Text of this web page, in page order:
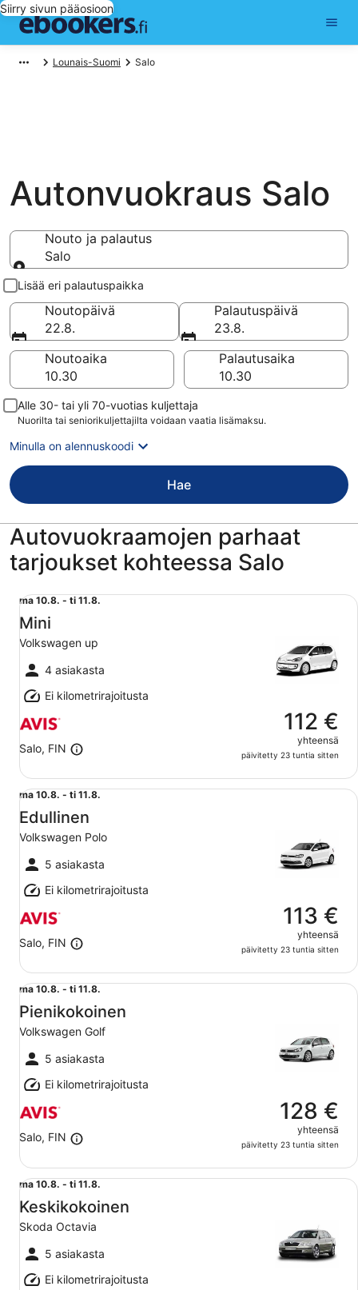
Siirry sivun pääosioon
Lounais-Suomi Salo
Autonvuokraus Salo
Nouto ja palautus
Salo
Nouto ja palautus
Lisää eri palautuspaikka
Noutopäivä
22.8.
Palautuspäivä
23.8.
Noutoaika
Palautusaika
Alle 30- tai yli 70-vuotias kuljettaja
Nuorilta tai seniorikuljettajilta voidaan vaatia lisämaksu.
Minulla on alennuskoodi
Hae
Autovuokraamojen parhaat
tarjoukset kohteessa Salo
ma
10.8.
viiva
ti
11.8.
ma 10.8. - ti 11.8.
Mini
Volkswagen up
4 asiakasta
Ei kilometrirajoitusta
Salo, FIN
112 €
yhteensä
päivitetty 23 tuntia sitten
Mini Volkswagen up
ma
10.8.
viiva
ti
11.8.
ma 10.8. - ti 11.8.
Edullinen
Volkswagen Polo
5 asiakasta
Ei kilometrirajoitusta
Salo, FIN
113 €
yhteensä
päivitetty 23 tuntia sitten
Edullinen Volkswagen Polo
ma
10.8.
viiva
ti
11.8.
ma 10.8. - ti 11.8.
Pienikokoinen
Volkswagen Golf
5 asiakasta
Ei kilometrirajoitusta
Salo, FIN
128 €
yhteensä
päivitetty 23 tuntia sitten
Pienikokoinen Volkswagen Golf
ma
10.8.
viiva
ti
11.8.
ma 10.8. - ti 11.8.
Keskikokoinen
Skoda Octavia
5 asiakasta
Ei kilometrirajoitusta
Keskikokoinen Skoda Octavia